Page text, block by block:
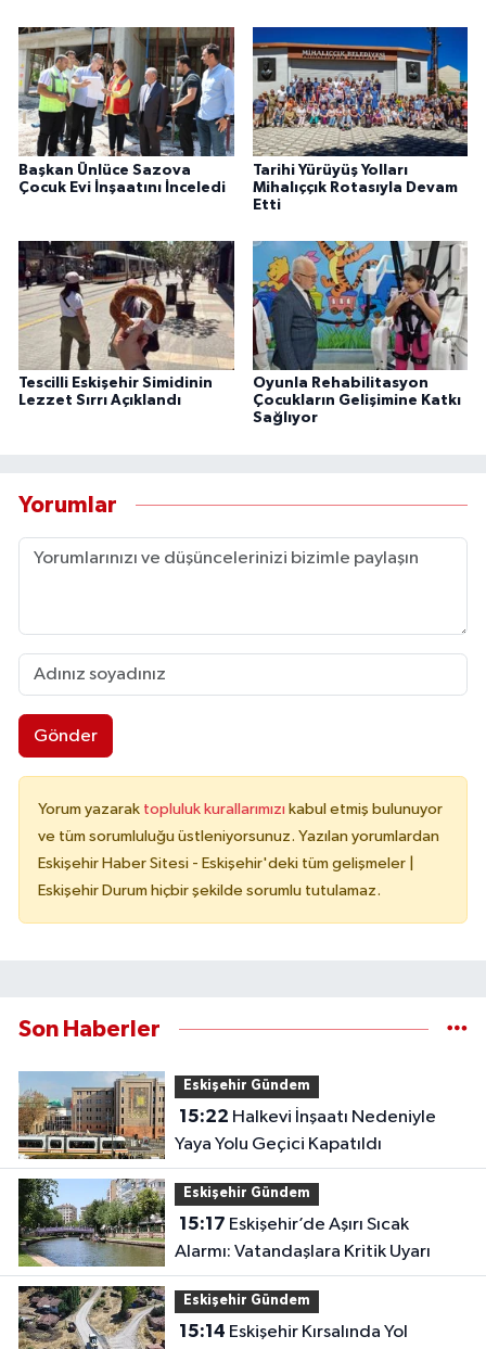
Başkan Ünlüce Sazova
Çocuk Evi İnşaatını İnceledi
Tarihi Yürüyüş Yolları
Mihalıççık Rotasıyla Devam
Etti
Tescilli Eskişehir Simidinin
Lezzet Sırrı Açıklandı
Oyunla Rehabilitasyon
Çocukların Gelişimine Katkı
Sağlıyor
Yorumlar
Gönder
Yorum yazarak topluluk kurallarımızı kabul etmiş bulunuyor
ve tüm sorumluluğu üstleniyorsunuz. Yazılan yorumlardan
Eskişehir Haber Sitesi - Eskişehir'deki tüm gelişmeler |
Eskişehir Durum hiçbir şekilde sorumlu tutulamaz.
Son Haberler
Eskişehir Gündem
15:22
Yaya Yolu Geçici Kapatıldı
Eskişehir Gündem
15:17
Alarmı: Vatandaşlara Kritik Uyarı
Eskişehir Gündem
15:14